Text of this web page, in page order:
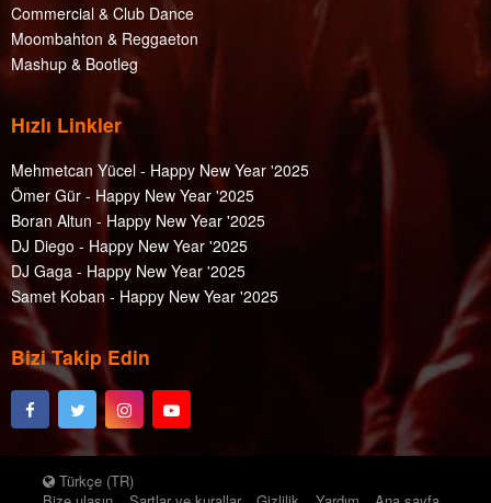
Commercial & Club Dance
Moombahton & Reggaeton
Mashup & Bootleg
Hızlı Linkler
Mehmetcan Yücel - Happy New Year '2025
Ömer Gür - Happy New Year '2025
Boran Altun - Happy New Year '2025
DJ Diego - Happy New Year '2025
DJ Gaga - Happy New Year '2025
Samet Koban - Happy New Year '2025
Bizi Takip Edin
Türkçe (TR)